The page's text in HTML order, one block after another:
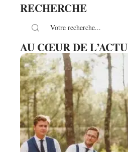
RECHERCHE
AU CŒUR DE L’ACTU